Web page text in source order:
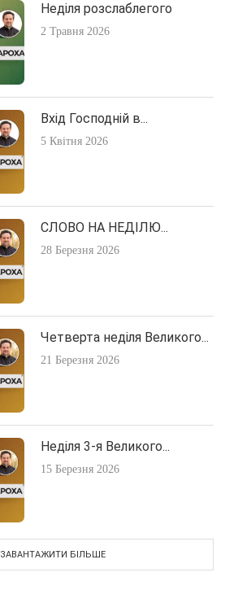
Неділя розслаблегого
2 Травня 2026
Вхід Господній в...
5 Квітня 2026
СЛОВО НА НЕДІЛЮ...
28 Березня 2026
Четверта неділя Великого...
21 Березня 2026
Неділя 3-я Великого...
15 Березня 2026
ЗАВАНТАЖИТИ БІЛЬШЕ